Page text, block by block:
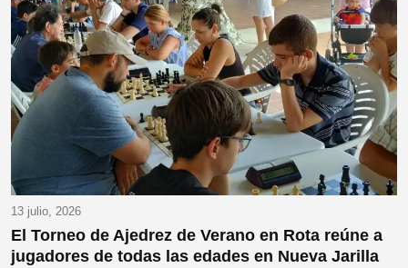
13 julio, 2026
El Torneo de Ajedrez de Verano en Rota reúne a
jugadores de todas las edades en Nueva Jarilla